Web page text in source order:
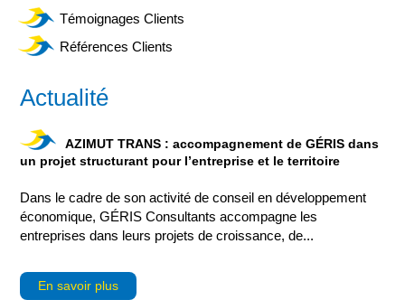
Témoignages Clients
Références Clients
Actualité
AZIMUT TRANS : accompagnement de GÉRIS dans
un projet structurant pour l’entreprise et le territoire
Dans le cadre de son activité de conseil en développement
économique, GÉRIS Consultants accompagne les
entreprises dans leurs projets de croissance, de...
En savoir plus